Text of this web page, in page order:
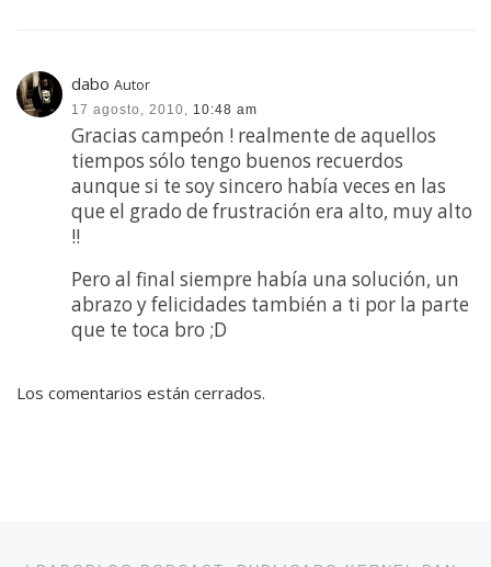
dabo Autor
17 agosto, 2010, 10:48 am
Gracias campeón ! realmente de aquellos
tiempos sólo tengo buenos recuerdos
aunque si te soy sincero había veces en las
que el grado de frustración era alto, muy alto
!!
Pero al final siempre había una solución, un
abrazo y felicidades también a ti por la parte
que te toca bro ;D
Los comentarios están cerrados.